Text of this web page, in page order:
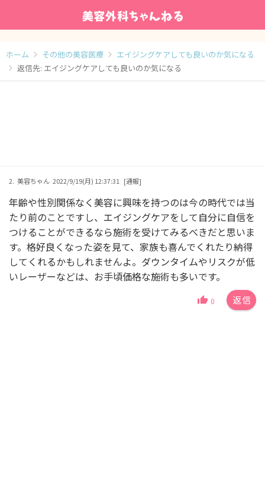
ホーム その他の美容医療
エイジングケアしても良いのか気になる
返信先: エイジングケアしても良いのか気になる
2. 美容ちゃん 2022/9/19(月) 12:37:31 [通報]
年齢や性別関係なく美容に興味を持つのは今の時代では当
たり前のことですし、エイジングケアをして自分に自信を
つけることができるなら施術を受けてみるべきだと思いま
す。格好良くなった姿を見て、家族も喜んでくれたり納得
してくれるかもしれませんよ。ダウンタイムやリスクが低
いレーザーなどは、お手頃価格な施術も多いです。
返信
0